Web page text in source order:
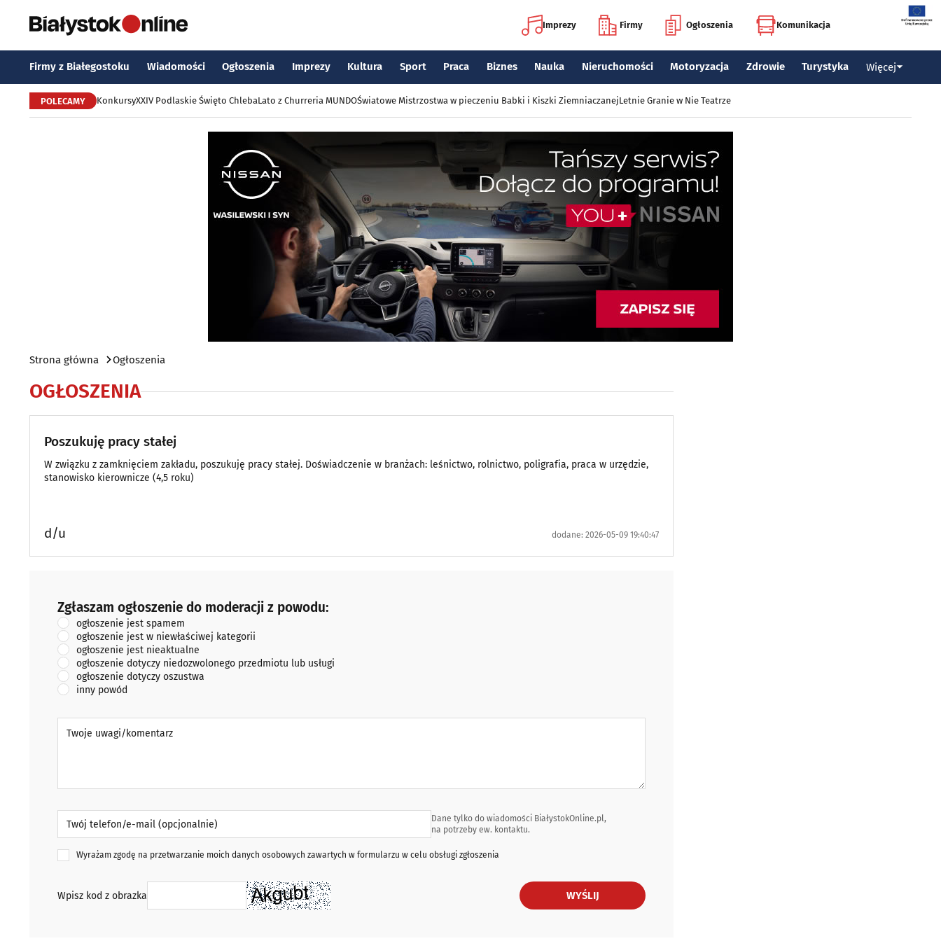
Imprezy Firmy Ogłoszenia Komunikacja
Firmy z Białegostoku Wiadomości Ogłoszenia Imprezy Kultura Sport Praca Biznes Nauka Nieruchomości Motoryzacja Zdrowie Turystyka Więcej
POLECAMY KonkursyXXIV Podlaskie Święto ChlebaLato z Churreria MUNDOŚwiatowe Mistrzostwa w pieczeniu Babki i Kiszki ZiemniaczanejLetnie Granie w Nie Teatrze
Strona główna Ogłoszenia
OGŁOSZENIA
Poszukuję pracy stałej
W związku z zamknięciem zakładu, poszukuję pracy stałej. Doświadczenie w branżach: leśnictwo, rolnictwo, poligrafia, praca w urzędzie,
stanowisko kierownicze (4,5 roku)
d/u dodane: 2026-05-09 19:40:47
Zgłaszam ogłoszenie do moderacji z powodu:
Zgłaszam ogłoszenie do moderacji z powodu:
ogłoszenie jest spamem
ogłoszenie jest w niewłaściwej kategorii
ogłoszenie jest nieaktualne
ogłoszenie dotyczy niedozwolonego przedmiotu lub usługi
ogłoszenie dotyczy oszustwa
inny powód
Dane tylko do wiadomości BiałystokOnline.pl,
na potrzeby ew. kontaktu.
Wyrażam zgodę na przetwarzanie moich danych osobowych zawartych w formularzu w celu obsługi zgłoszenia
Wpisz kod z obrazka WYŚLIJ